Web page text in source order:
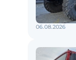
06.08.2026